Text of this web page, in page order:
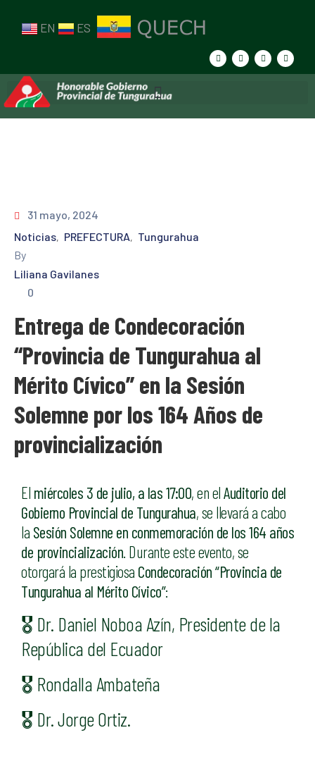
EN ES
31 mayo, 2024
Noticias‚ PREFECTURA‚ Tungurahua
By
Liliana Gavilanes
0
Entrega de Condecoración
“Provincia de Tungurahua al
Mérito Cívico” en la Sesión
Solemne por los 164 Años de
provincialización
El miércoles 3 de julio, a las 17:00, en elAuditorio del
Gobierno Provincial de Tungurahua, se llevará a cabo
la Sesión Solemne en conmemoración de los 164 años
de provincialización. Durante este evento, se
otorgará la prestigiosa Condecoración “Provincia de
Tungurahua al Mérito Cívico”:
🎖️ Dr. Daniel Noboa Azín, Presidente de la
República del Ecuador
🎖️ Rondalla Ambateña
🎖️ Dr. Jorge Ortiz.